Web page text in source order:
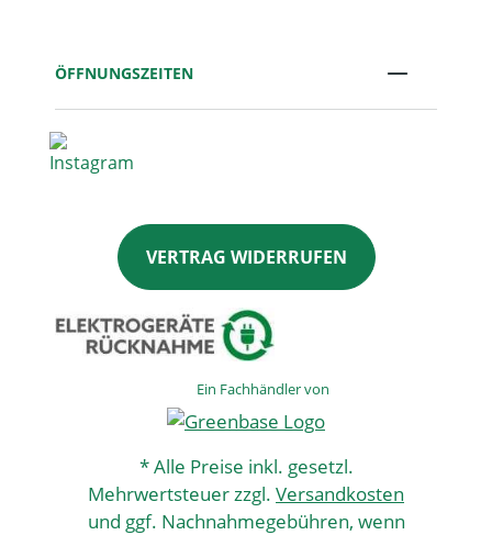
ÖFFNUNGSZEITEN
VERTRAG WIDERRUFEN
Ein Fachhändler von
* Alle Preise inkl. gesetzl.
Mehrwertsteuer zzgl. Versandkosten
und ggf. Nachnahmegebühren, wenn